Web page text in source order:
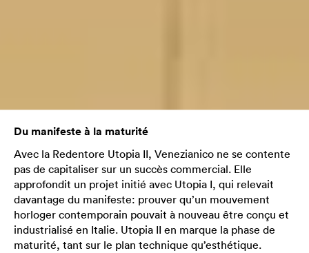
Du manifeste à la maturité
Avec la Redentore Utopia II, Venezianico ne se contente
pas de capitaliser sur un succès commercial. Elle
approfondit un projet initié avec Utopia I, qui relevait
davantage du manifeste: prouver qu’un mouvement
horloger contemporain pouvait à nouveau être conçu et
industrialisé en Italie. Utopia II en marque la phase de
maturité, tant sur le plan technique qu’esthétique.